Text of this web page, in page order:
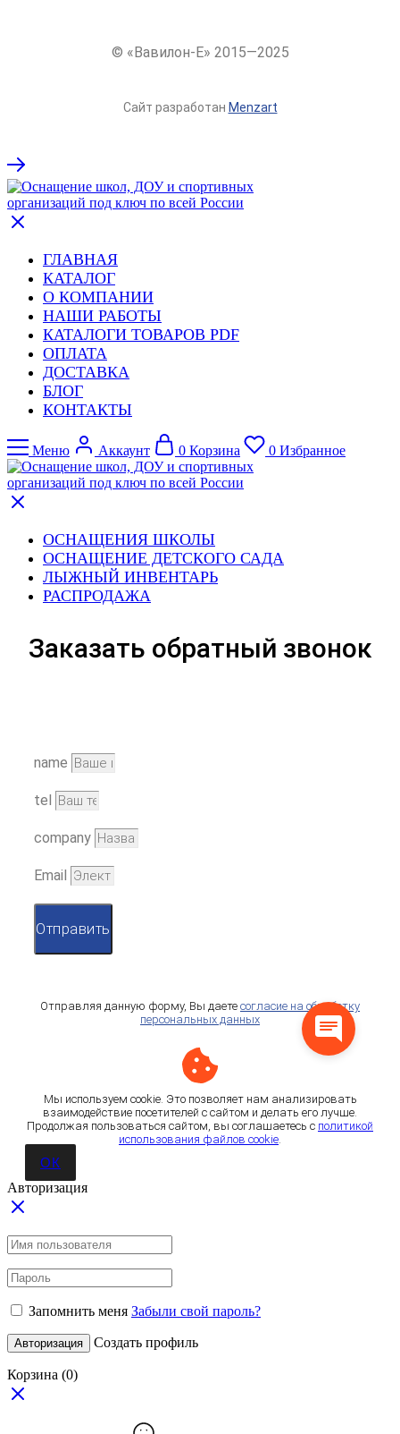
© «Вавилон-Е» 2015—2025
Сайт разработан Menzart
ГЛАВНАЯ
КАТАЛОГ
О КОМПАНИИ
НАШИ РАБОТЫ
КАТАЛОГИ ТОВАРОВ PDF
ОПЛАТА
ДОСТАВКА
БЛОГ
КОНТАКТЫ
Меню Аккаунт 0 Корзина 0 Избранное
ОСНАЩЕНИЯ ШКОЛЫ
ОСНАЩЕНИЕ ДЕТСКОГО САДА
ЛЫЖНЫЙ ИНВЕНТАРЬ
РАСПРОДАЖА
Заказать обратный звонок
name
tel
company
Email
Отправить
Отправляя данную форму, Вы даете согласие на обработку
персональных данных
Мы используем cookie. Это позволяет нам анализировать
взаимодействие посетителей с сайтом и делать его лучше.
Продолжая пользоваться сайтом, вы соглашаетесь с политикой
использования файлов cookie
ОК
Авторизация
Запомнить меня Забыли свой пароль?
Авторизация Создать профиль
Корзина (0)